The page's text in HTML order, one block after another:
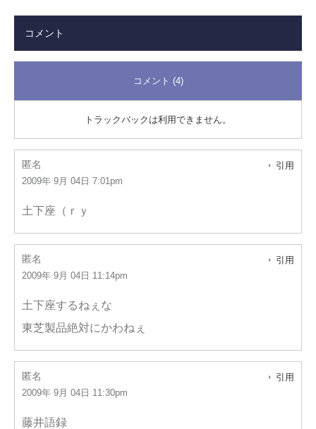
コメント
コメント (4)
トラックバックは利用できません。
匿名
2009年 9月 04日 7:01pm
引用
土下座（ｒｙ
匿名
2009年 9月 04日 11:14pm
引用
土下座するねぇな
東芝製品絶対にかわねぇ
匿名
2009年 9月 04日 11:30pm
引用
藤井語録